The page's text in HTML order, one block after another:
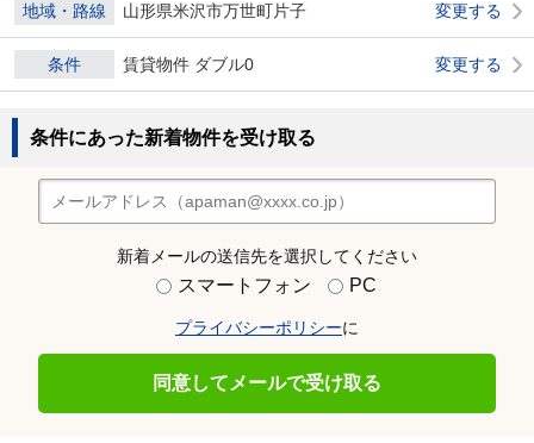
地域・路線 山形県米沢市万世町片子 変更する
条件 賃貸物件 ダブル0 変更する
条件にあった新着物件を受け取る
新着メールの送信先を選択してください
スマートフォン PC
プライバシーポリシーに
同意してメールで受け取る